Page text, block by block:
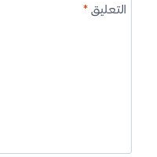
التعليق*